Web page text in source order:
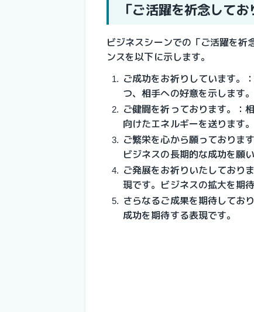
「ご活躍を祈念して
ビジネスシーンでの「ご活躍を祈
ンスを以下に示します。
ご成功をお祈りしています。
つ、相手への好意を示します。
ご健闘を祈っております。：
向けたエネルギーを送ります。
ご繁栄を心から願っておりま
ビジネスの長期的な成功を願い
ご発展をお祈りいたしており
現です。ビジネスの拡大を期待
さらなるご成果を期待してお
成功を期待する表現です。